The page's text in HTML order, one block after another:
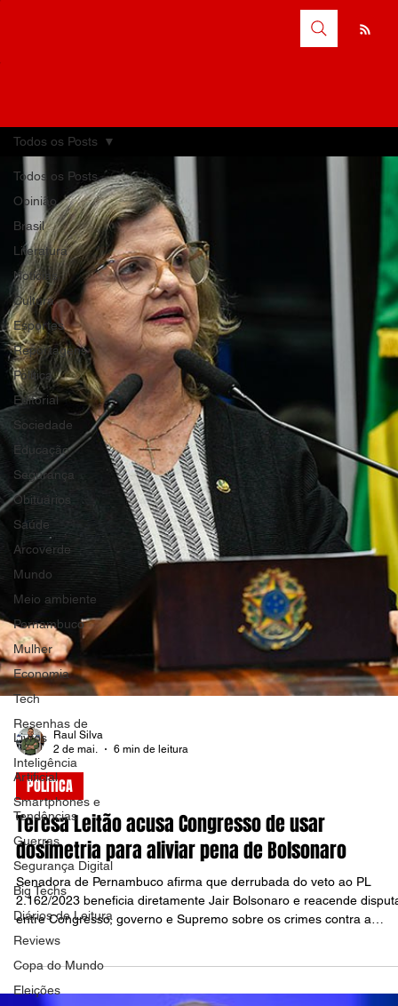
Todos os Posts
Opinião
Brasil
Literatura
Notícias
Cultura
Esportes
Reportagens
Política
Editorial
Sociedade
Educação
Segurança
Obituários
Saúde
Arcoverde
Mundo
Meio ambiente
Pernambuco
Mulher
Economia
Tech
Resenhas de
Livros
Inteligência
Artificial
Smartphones e
Tendências
Guerras
Segurança Digital
Big Techs
Diários de Leitura
Reviews
Copa do Mundo
Eleições
Todos os Posts
Raul Silva
2 de mai.
POLÍTICA
Teresa Leitão acusa Congresso de usar
dosimetria para aliviar pena de Bolsonaro
Senadora de Pernambuco afirma que derrubada do veto ao PL
democracia